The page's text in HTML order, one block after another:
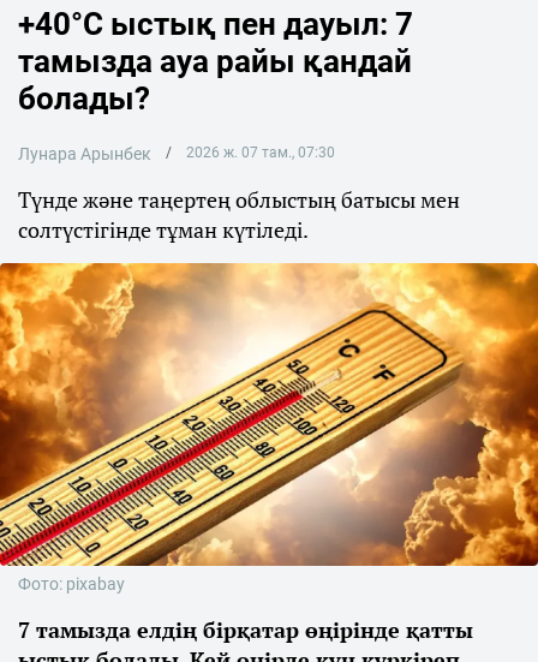
+40°C ыстық пен дауыл: 7
тамызда ауа райы қандай
болады?
Лунара Арынбек 2026 ж. 07 там., 07:30
Түнде және таңертең облыстың батысы мен
солтүстігінде тұман күтіледі.
Фото: pixabay
7 тамызда елдің бірқатар өңірінде қатты